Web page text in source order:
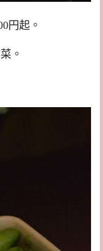
円起。
。